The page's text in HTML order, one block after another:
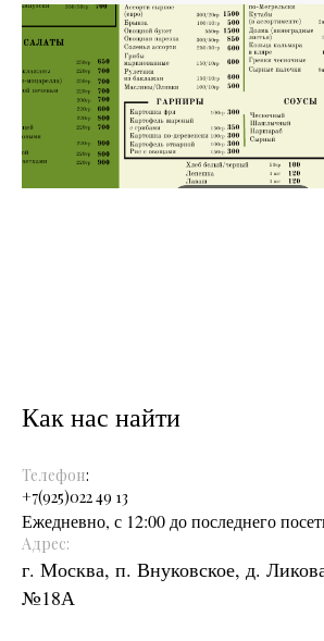
Как нас найти
Телефон:
+7(925)022 49 13
Ежедневно, с 12:00 до последнего
Адрес:
г. Москва, п. Внуковское, д.
№18А